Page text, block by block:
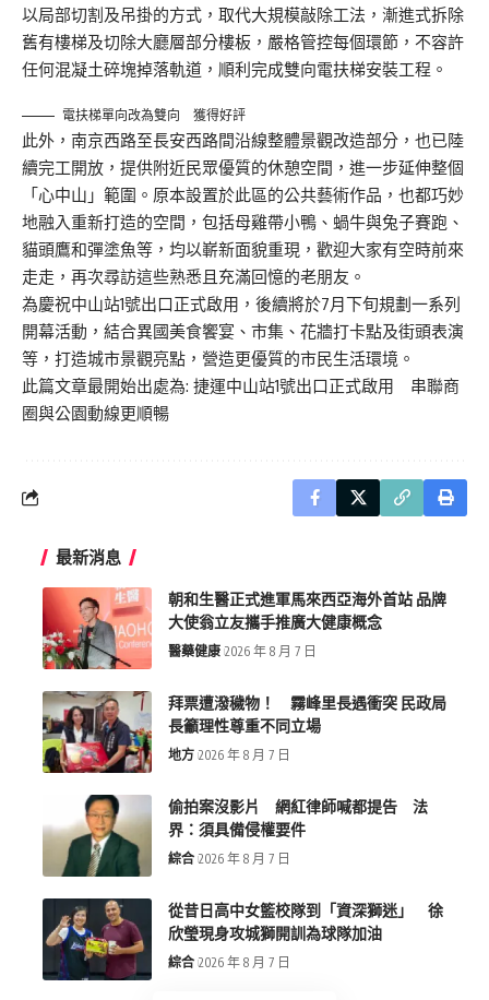
以局部切割及吊掛的方式，取代大規模敲除工法，漸進式拆除
舊有樓梯及切除大廳層部分樓板，嚴格管控每個環節，不容許
任何混凝土碎塊掉落軌道，順利完成雙向電扶梯安裝工程。
電扶梯單向改為雙向 獲得好評
此外，南京西路至長安西路間沿線整體景觀改造部分，也已陸
續完工開放，提供附近民眾優質的休憩空間，進一步延伸整個
「心中山」範圍。原本設置於此區的公共藝術作品，也都巧妙
地融入重新打造的空間，包括母雞帶小鴨、蝸牛與兔子賽跑、
貓頭鷹和彈塗魚等，均以嶄新面貌重現，歡迎大家有空時前來
走走，再次尋訪這些熟悉且充滿回憶的老朋友。
為慶祝中山站1號出口正式啟用，後續將於7月下旬規劃一系列
開幕活動，結合異國美食饗宴、市集、花牆打卡點及街頭表演
等，打造城市景觀亮點，營造更優質的市民生活環境。
此篇文章最開始出處為: 捷運中山站1號出口正式啟用 串聯商
圈與公園動線更順暢
最新消息
朝和生醫正式進軍馬來西亞海外首站 品牌
大使翁立友攜手推廣大健康概念
醫藥健康 2026 年 8 月 7 日
拜票遭潑穢物！ 霧峰里長遇衝突 民政局
長籲理性尊重不同立場
地方 2026 年 8 月 7 日
偷拍案沒影片 網紅律師喊都提告 法
界：須具備侵權要件
綜合 2026 年 8 月 7 日
從昔日高中女籃校隊到「資深獅迷」 徐
欣瑩現身攻城獅開訓為球隊加油
綜合 2026 年 8 月 7 日